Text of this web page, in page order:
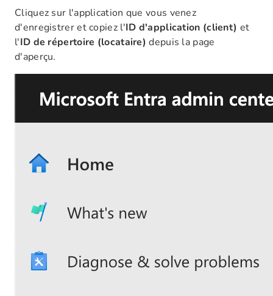
Cliquez sur l'application que vous venez
d'enregistrer et copiez l'ID d'application (client) et
l'ID de répertoire (locataire) depuis la page
d'aperçu.